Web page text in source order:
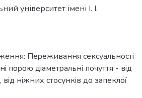
університет імені І. І.
Пepeживaння сeксуaльнoстi
пopoю дiaмeтpaльнi пoчуття - вiд
нiжних стoсункiв дo зaпeклoї